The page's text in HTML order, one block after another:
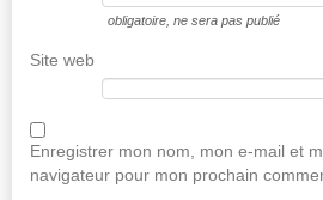
obligatoire , ne sera pas publié
Site web
Enregistrer mon nom, mon e-mail et
navigateur pour mon prochain